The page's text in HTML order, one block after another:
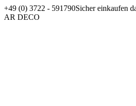
Zum
Inhalt
+49 (0) 3722 - 591790Sicher einkaufen
Facebook
AR DECO